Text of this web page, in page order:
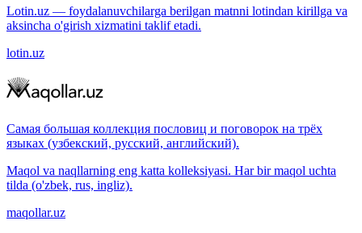
Lotin.uz — foydalanuvchilarga berilgan matnni lotindan kirillga va
aksincha o'girish xizmatini taklif etadi.
lotin.uz
Самая большая коллекция пословиц и поговорок на трёх
языках (узбекский, русский, английский).
Maqol va naqllarning eng katta kolleksiyasi. Har bir maqol uchta
tilda (o'zbek, rus, ingliz).
maqollar.uz